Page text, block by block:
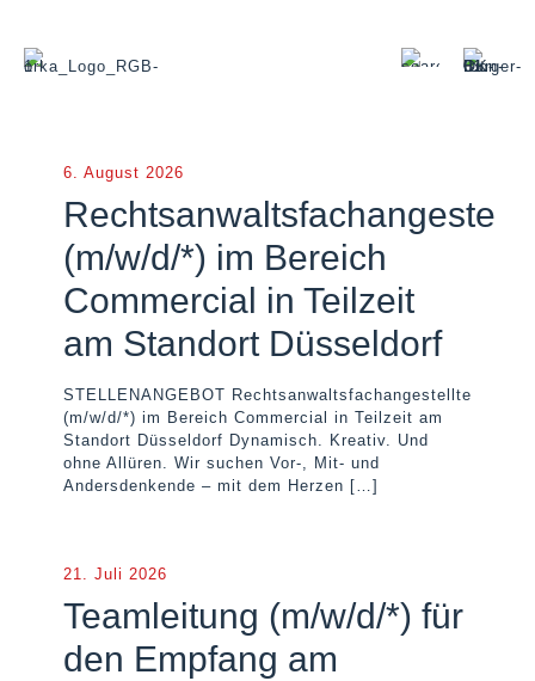
6. August 2026
(m/w/d/*) im Bereich
Commercial in Teilzeit
am Standort Düsseldorf
STELLENANGEBOT Rechtsanwaltsfachangestellte
(m/w/d/*) im Bereich Commercial in Teilzeit am
Standort Düsseldorf Dynamisch. Kreativ. Und
ohne Allüren. Wir suchen Vor-, Mit- und
Andersdenkende – mit dem Herzen […]
21. Juli 2026
Teamleitung (m/w/d/*) für
den Empfang am